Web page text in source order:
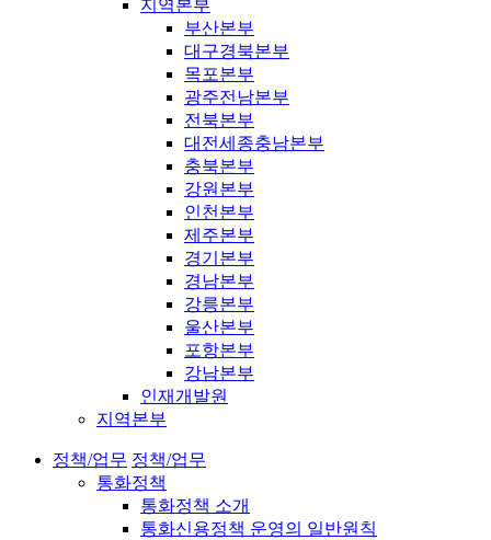
지역본부
부산본부
대구경북본부
목포본부
광주전남본부
전북본부
대전세종충남본부
충북본부
강원본부
인천본부
제주본부
경기본부
경남본부
강릉본부
울산본부
포항본부
강남본부
인재개발원
지역본부
정책/업무 정책/업무
통화정책
통화정책 소개
통화신용정책 운영의 일반원칙